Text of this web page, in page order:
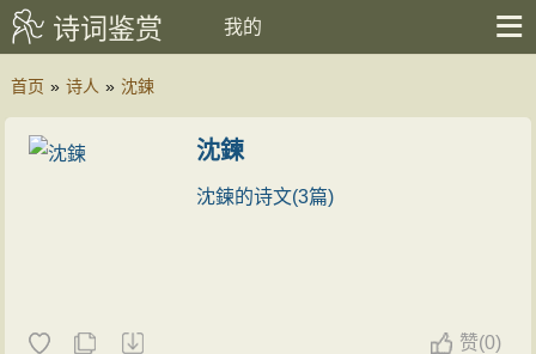
诗词鉴赏 我的
首页 » 诗人 » 沈鍊
沈鍊
沈鍊的诗文(3篇)
赞(0)